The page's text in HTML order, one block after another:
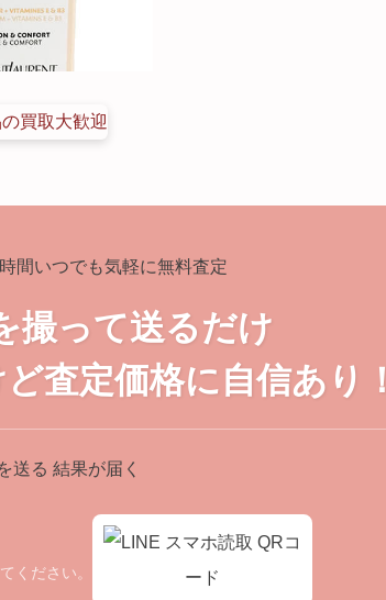
撮って送るだけ
査定価格に自信あり！
ください。